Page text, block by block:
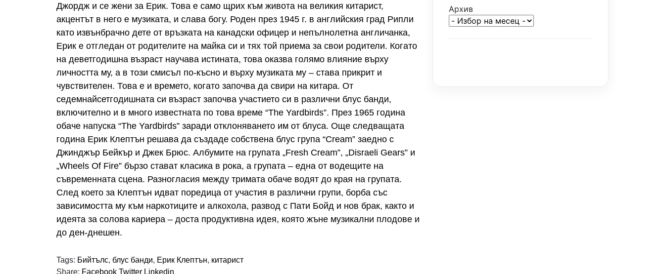
Джордж и се жени за Ерик. Това е само щрих към живота на великия китарист,
акцентът в него е музиката, и слава богу. Роден през 1945 г. в английския град Рипли
като извънбрачно дете от връзката на канадски офицер и непълнолетна англичанка,
Ерик е отгледан от родителите на майка си и тях той приема за свои родители. Когато
на деветгодишна възраст научава истината, това оказва голямо влияние върху
личността му, а в този смисъл по-късно и върху музиката му – става прикрит и
чувствителен. Това е и времето, когато започва да свири на китара. От
седемнайсетгодишната си възраст започва участието си в различни блус банди,
включително и в много известната по това време “The Yardbirds”. През 1965 година
обаче напуска “The Yardbirds” заради отклоняването им от блуса. Още следващата
година Ерик Клептън решава да създаде собствена блус група “Cream” заедно с
Джинджър Бейкър и Джек Брюс. Албумите на групата „Fresh Cream”, „Disraeli Gears” и
„Wheels Of Fire” бързо стават класика в рока, а групата – една от водещите на
съвременната сцена. Разногласия между тримата обаче водят до края на групата.
След което за Клептън идват поредица от участия в различни групи, борба със
зависимостта му към наркотиците и алкохола, развод с Пати Бойд и нов брак, както и
идеята за солова кариера – доста продуктивна идея, която жъне музикални плодове и
до ден-днешен.
Tags: Бийтълс, блус банди, Ерик Клептън, китарист
Share: Facebook Twitter Linkedin
Архив